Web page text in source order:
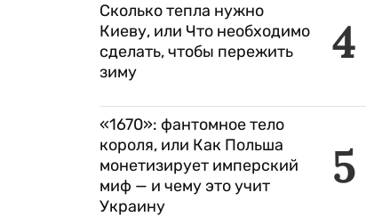
4
Сколько тепла нужно
Киеву, или Что необходимо
сделать, чтобы пережить
зиму
5
«1670»: фантомное тело
короля, или Как Польша
монетизирует имперский
миф — и чему это учит
Украину